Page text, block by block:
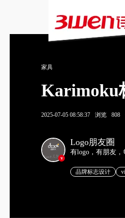
家具
Karimoku
2025-07-05 08:58:37 浏览 808
v
Logo朋友圈
有logo，有朋友
品牌标志设计